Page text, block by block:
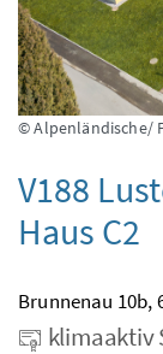
© Alpenländische/
V188
Haus C2
Brunnenau 10b,
klimaaktiv